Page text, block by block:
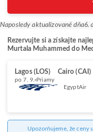
Naposledy aktualizované dňa6.
Rezervujte si a získajte
Murtala Muhammed do
Lagos (LOS) Cairo (CAI)
po 7. 9. Priamy
EgyptAir
Upozorňujeme, že ceny